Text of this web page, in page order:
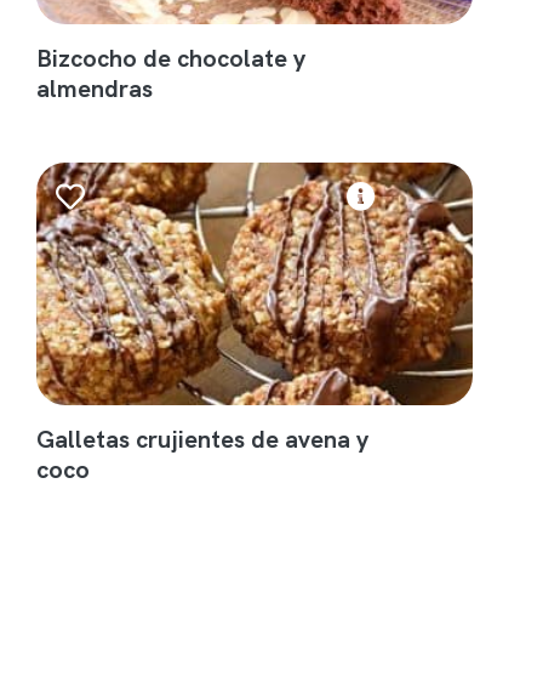
Bizcocho de chocolate y
almendras
Galletas crujientes de avena y
coco